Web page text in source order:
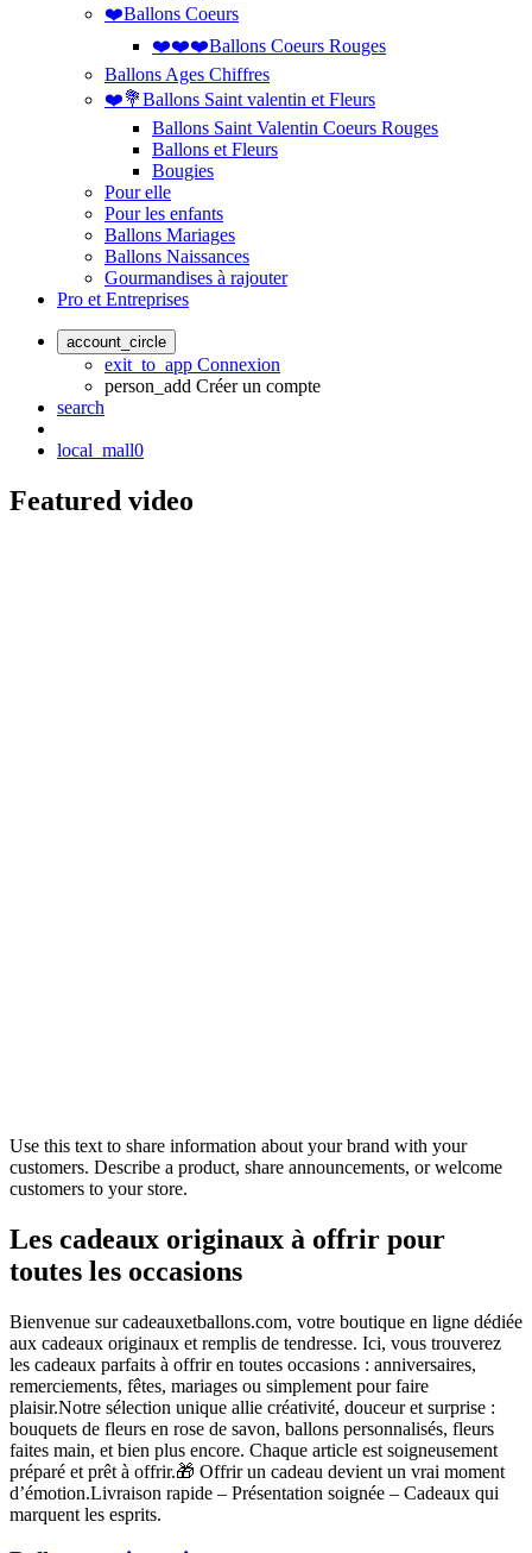
❤️Ballons Coeurs
❤️❤️❤️Ballons Coeurs Rouges
Ballons Ages Chiffres
❤️💐Ballons Saint valentin et Fleurs
Ballons Saint Valentin Coeurs Rouges
Ballons et Fleurs
Bougies
Pour elle
Pour les enfants
Ballons Mariages
Ballons Naissances
Gourmandises à rajouter
Pro et Entreprises
account_circle
exit_to_app Connexion
person_add Créer un compte
search
local_mall0
Featured video
Use this text to share information about your brand with your
customers. Describe a product, share announcements, or welcome
customers to your store.
Les cadeaux originaux à offrir pour
toutes les occasions
Bienvenue sur cadeauxetballons.com, votre boutique en ligne dédiée
aux cadeaux originaux et remplis de tendresse. Ici, vous trouverez
les cadeaux parfaits à offrir en toutes occasions : anniversaires,
remerciements, fêtes, mariages ou simplement pour faire
plaisir.Notre sélection unique allie créativité, douceur et surprise :
bouquets de fleurs en rose de savon, ballons personnalisés, fleurs
faites main, et bien plus encore. Chaque article est soigneusement
préparé et prêt à offrir.🎁 Offrir un cadeau devient un vrai moment
d’émotion.Livraison rapide – Présentation soignée – Cadeaux qui
marquent les esprits.